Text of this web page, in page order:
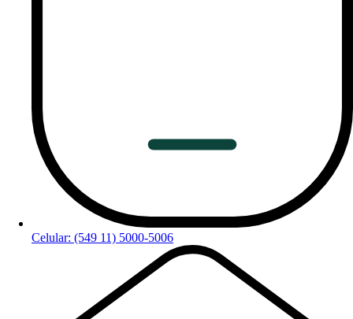
Celular: (549 11) 5000-5006